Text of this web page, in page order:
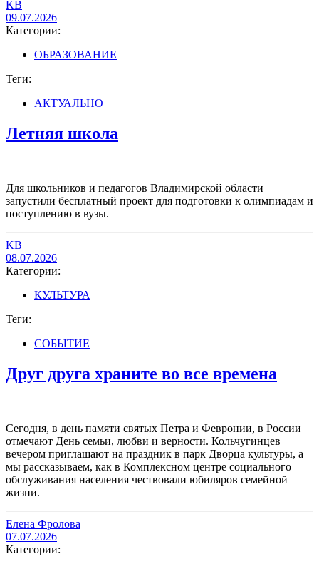
KB
09.07.2026
Категории:
ОБРАЗОВАНИЕ
Теги:
АКТУАЛЬНО
Летняя школа
Для школьников и педагогов Владимирской области
запустили бесплатный проект для подготовки к олимпиадам и
поступлению в вузы.
KB
08.07.2026
Категории:
КУЛЬТУРА
Теги:
СОБЫТИЕ
Друг друга храните во все времена
Сегодня, в день памяти святых Петра и Февронии, в России
отмечают День семьи, любви и верности. Кольчугинцев
вечером приглашают на праздник в парк Дворца культуры, а
мы рассказываем, как в Комплексном центре социального
обслуживания населения чествовали юбиляров семейной
жизни.
Елена Фролова
07.07.2026
Категории: